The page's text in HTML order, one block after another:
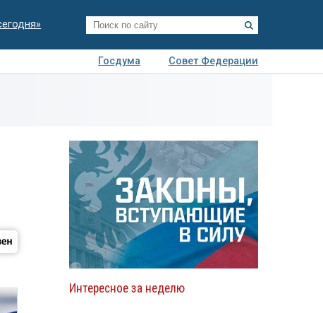
Госдума
Совет Федерации
Интересное за неделю